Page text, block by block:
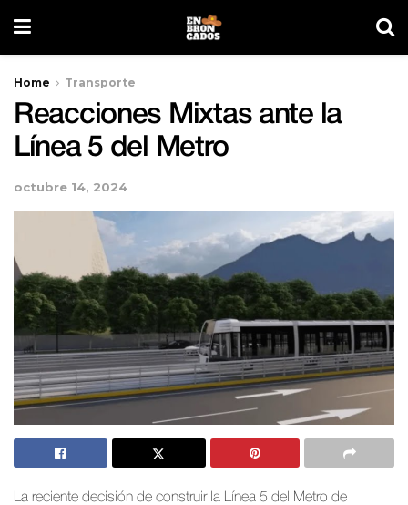
Home Transporte
Reacciones Mixtas ante la
Línea 5 del Metro
octubre 14, 2024
La reciente decisión de construir la Línea 5 del Metro de